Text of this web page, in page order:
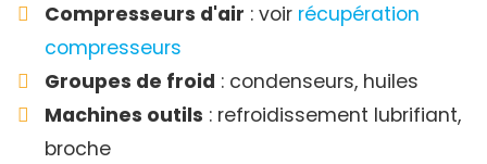
Compresseurs d'air : voir récupération
compresseurs
Groupes de froid : condenseurs, huiles
Machines outils : refroidissement lubrifiant,
broche